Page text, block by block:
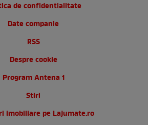
de confidentialitate
Date companie
RSS
Despre cookie
Program Antena 1
Stiri
imobiliare pe Lajumate.ro